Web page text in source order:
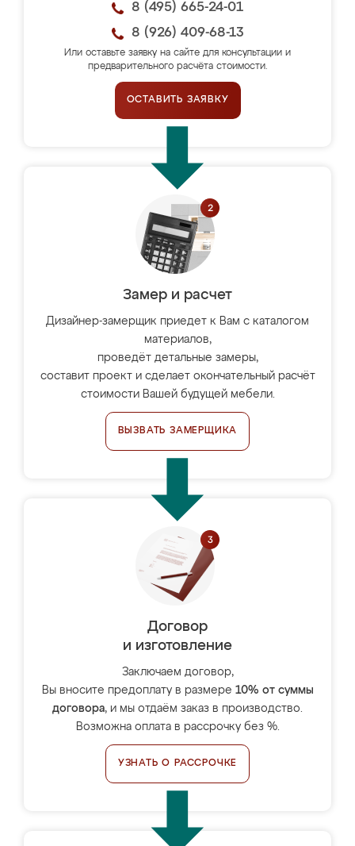
8 (495) 665-24-01
8 (926) 409-68-13
Или оставьте заявку на сайте для консультации и
предварительного расчёта стоимости.
ОСТАВИТЬ ЗАЯВКУ
Замер и расчет
Дизайнер-замерщик приедет к Вам с каталогом
материалов,
проведёт детальные замеры,
составит проект и сделает окончательный расчёт
стоимости Вашей будущей мебели.
ВЫЗВАТЬ ЗАМЕРЩИКА
Договор
и изготовление
Заключаем договор,
Вы вносите предоплату в размере 10% от суммы
договора, и мы отдаём заказ в производство.
Возможна оплата в рассрочку без %.
УЗНАТЬ О РАССРОЧКЕ